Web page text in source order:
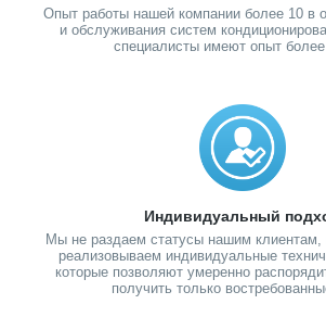
Опыт работы нашей компании более 10 в
и обслуживания систем
специалисты имеют опыт
Индивидуальный
Мы не раздаем статусы нашим
реализовываем индивидуальные
которые позволяют умеренно
получить только